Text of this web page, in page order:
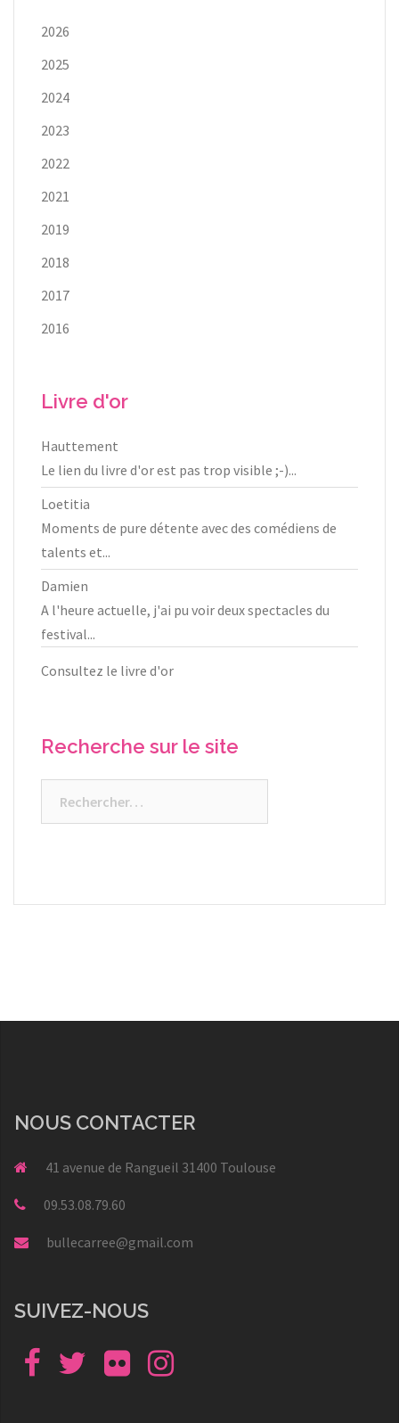
2026
2025
2024
2023
2022
2021
2019
2018
2017
2016
Livre d'or
Hauttement
Le lien du livre d'or est pas trop visible ;-)...
Loetitia
Moments de pure détente avec des comédiens de
talents et...
Damien
A l'heure actuelle, j'ai pu voir deux spectacles du
festival...
Consultez le livre d'or
Recherche sur le site
NOUS CONTACTER
41 avenue de Rangueil 31400 Toulouse
09.53.08.79.60
bullecarree@gmail.com
SUIVEZ-NOUS
Facebook TwitterFlickr Instagram